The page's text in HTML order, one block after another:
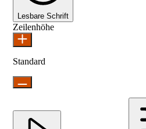
Lesbare Schrift
Zeilenhöhe
Standard